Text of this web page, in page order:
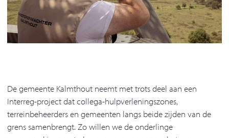
De gemeente Kalmthout neemt met trots deel aan een
Interreg-project dat collega-hulpverleningszones,
terreinbeheerders en gemeenten langs beide zijden van de
grens samenbrengt. Zo willen we de onderlinge